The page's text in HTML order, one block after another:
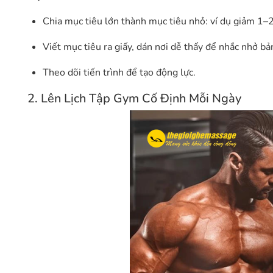
Chia mục tiêu lớn thành mục tiêu nhỏ: ví dụ giảm
Viết mục tiêu ra giấy, dán nơi dễ thấy để nhắc nhở
Theo dõi tiến trình để tạo động lực.
2. Lên Lịch Tập Gym Cố Định Mỗi Ngày